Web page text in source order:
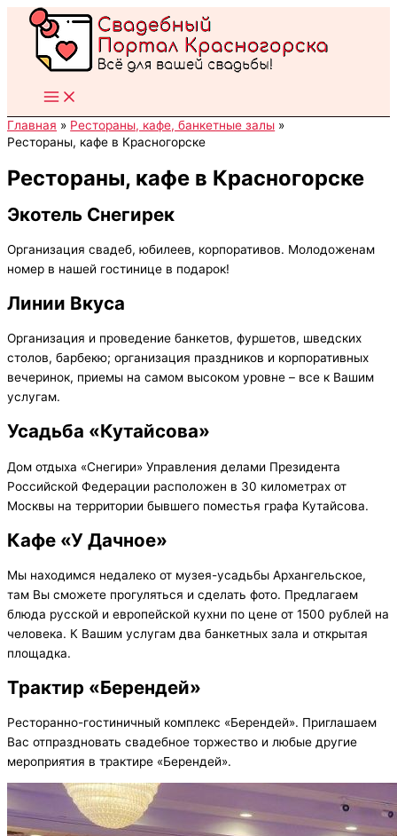
Перейти
содержимому
Главная
Рестораны, кафе, банкетные залы
Рестораны, кафе в Красногорске
Рестораны, кафе в Красногорске
Экотель Снегирек
Организация свадеб, юбилеев, корпоративов. Молодоженам
номер в нашей гостинице в подарок!
Линии Вкуса
Организация и проведение банкетов, фуршетов, шведских
столов, барбекю; организация праздников и корпоративных
вечеринок, приемы на самом высоком уровне – все к Вашим
услугам.
Усадьба «Кутайсова»
Дом отдыха «Снегири» Управления делами Президента
Российской Федерации расположен в 30 километрах от
Москвы на территории бывшего поместья графа Кутайсова.
Кафе «У Дачное»
Мы находимся недалеко от музея-усадьбы Архангельское,
там Вы сможете прогуляться и сделать фото. Предлагаем
блюда русской и европейской кухни по цене от 1500 рублей на
человека. К Вашим услугам два банкетных зала и открытая
площадка.
Трактир «Берендей»
Ресторанно-гостиничный комплекс «Берендей». Приглашаем
Вас отпраздновать свадебное торжество и любые другие
мероприятия в трактире «Берендей».